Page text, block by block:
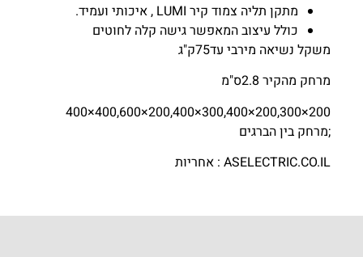
מתקן תליה צמוד קיר LUMI , איכותי ועמיד.
כולל עיצוב המאפשר גישה קלה לחוטים
משקל נשיאה מירבי עד75ק"ג
מרחק מהקיר 2.8ס"מ
200×200,300×300,400×200,400×400,600×400
;מרחק בין הברגים
ASELECTRIC.CO.IL : אחריות